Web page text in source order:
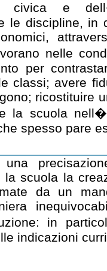
civica e
le discipline, in
nelle
per
classi; avere
ricostituire
la scuola
spesso pare
la scuola la
da un
in
indicazioni